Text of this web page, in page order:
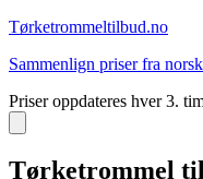
Tørketrommeltilbud.no
Sammenlign priser fra
Priser oppdateres hver 3.
Tørketrommel